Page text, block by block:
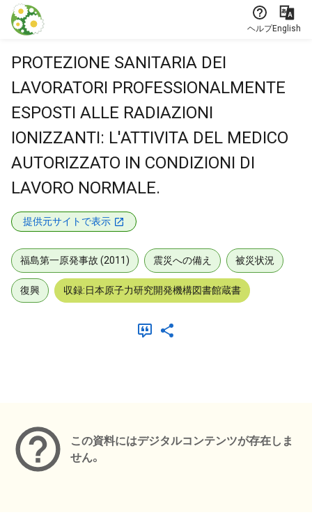
本文に飛ぶ
ヘルプEnglish
PROTEZIONE SANITARIA DEI
LAVORATORI PROFESSIONALMENTE
ESPOSTI ALLE RADIAZIONI
IONIZZANTI: L'ATTIVITA DEL MEDICO
AUTORIZZATO IN CONDIZIONI DI
LAVORO NORMALE.
提供元サイトで表示
福島第一原発事故 (2011) 震災への備え 被災状況
復興 収録:日本原子力研究開発機構図書館蔵書
この資料にはデジタルコンテンツが存在しま
せん。